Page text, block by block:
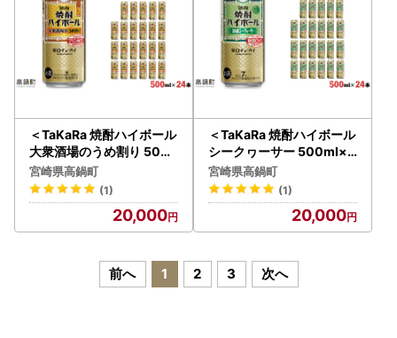
＜TaKaRa 焼酎ハイボール
大衆酒場のうめ割り 500
ml×24本＞翌月末迄に順
次出荷【c834_kr_x3】
宮崎県高鍋町
(1)
20,000
＜TaKaRa 焼酎ハイボール
シークヮーサー 500ml×2
4本 沖縄缶＞翌月末迄に順
次出荷【c835_kr_x3】
宮崎県高鍋町
(1)
20,000
前へ 1 2 3 次へ